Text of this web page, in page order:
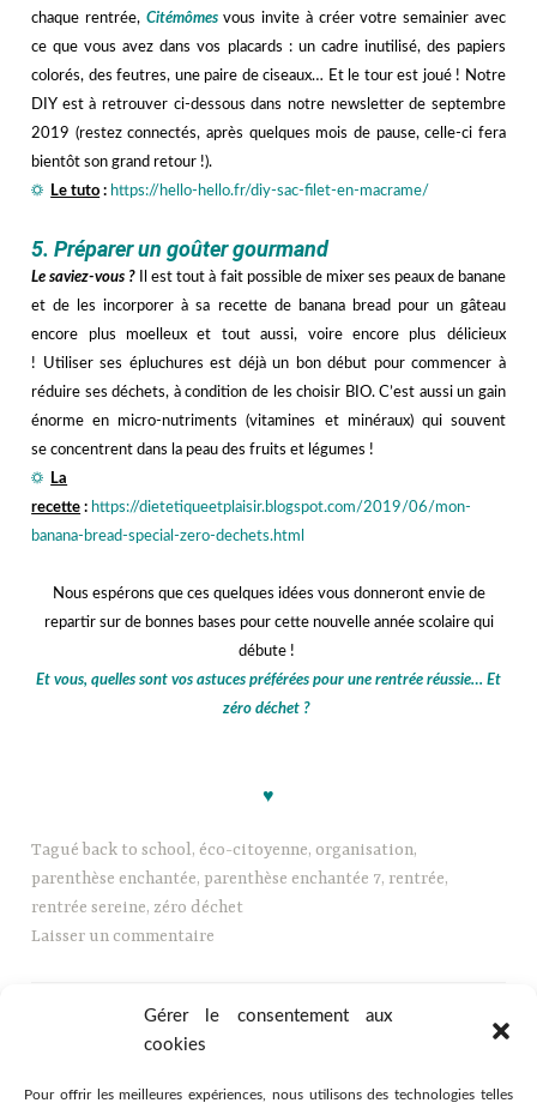
Gérer le consentement aux
cookies
Pour offrir les meilleures expériences, nous utilisons des technologies telles
chaque rentrée, Citémômesvous invite à créer votre semainier avec
ce que vous avez dans vos placards : un cadre inutilisé, des papiers
colorés, des feutres, une paire de ciseaux… Et le tour est joué ! Notre
DIY est à retrouver ci-dessous dans notre newsletter de septembre
2019 (restez connectés, après quelques mois de pause, celle-ci fera
bientôt son grand retour !).
☼
Le tuto : https://hello-hello.fr/diy-sac-filet-en-macrame/
5. Préparer un goûter gourmand
Le saviez-vous ? Il est tout à fait possible de mixer ses peaux de banane
et de les incorporer à sa recette de banana bread pour un gâteau
encore plus moelleux et tout aussi, voire encore plus délicieux
! Utiliser ses épluchures est déjà un bon début pour commencer à
réduire ses déchets, à condition de les choisir BIO. C’est aussi un gain
énorme en micro-nutriments (vitamines et minéraux) qui souvent
se concentrent dans la peau des fruits et légumes !
☼
La
recette : https://dietetiqueetplaisir.blogspot.com/2019/06/mon-
banana-bread-special-zero-dechets.html
Nous espérons que ces quelques idées vous donneront envie de
repartir sur de bonnes bases pour cette nouvelle année scolaire qui
débute !
Et vous, quelles sont vos astuces préférées pour une rentrée réussie… Et
zéro déchet ?
♥
Tagué back to school,éco-citoyenne,organisation,
parenthèse enchantée, parenthèse enchantée 7, rentrée,
rentrée sereine, zéro déchet
Laisser un commentaire